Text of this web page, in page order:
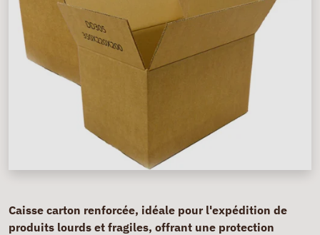
Caisse carton renforcée, idéale pour l'expédition de
produits lourds et fragiles, offrant une protection